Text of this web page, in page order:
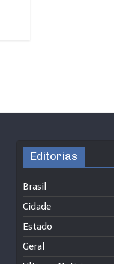
Editorias
Brasil
Cidade
Estado
Geral